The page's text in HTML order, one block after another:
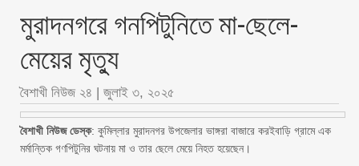
মুরাদনগরে গনপিটুনিতে মা-ছেলে-
মেয়ের মৃত্যু
বৈশাখী নিউজ ২৪ | জুলাই ৩, ২০২৫
বৈশাখী নিউজ ডেস্ক: কুমিল্লার মুরাদনগর উপজেলার ভাঙ্গরা বাজারে করইবাড়ি গ্রামে এক
মর্মান্তিক গণপিটুনির ঘটনায় মা ও তার ছেলে মেয়ে নিহত হয়েছেন।